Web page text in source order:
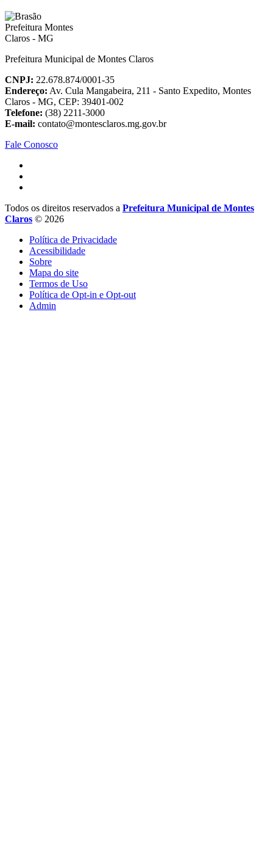
Prefeitura Municipal de Montes Claros
CNPJ: 22.678.874/0001-35
Endereço: Av. Cula Mangabeira, 211 - Santo Expedito, Montes
Claros - MG, CEP: 39401-002
Telefone: (38) 2211-3000
E-mail: contato@montesclaros.mg.gov.br
Fale Conosco
Todos os direitos reservados a Prefeitura Municipal de Montes
Claros © 2026
Política de Privacidade
Acessibilidade
Sobre
Mapa do site
Termos de Uso
Política de Opt-in e Opt-out
Admin